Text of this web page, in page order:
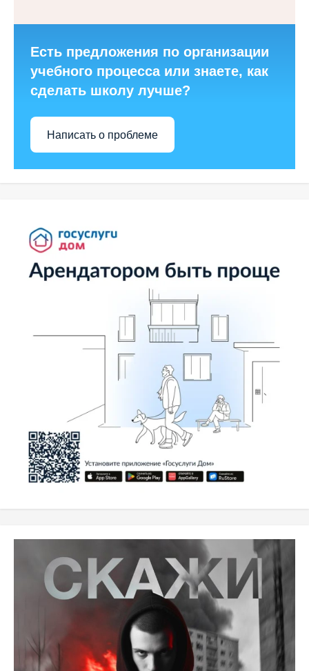
Есть предложения по организации
учебного процесса или знаете, как
сделать школу лучше?
Написать о проблеме